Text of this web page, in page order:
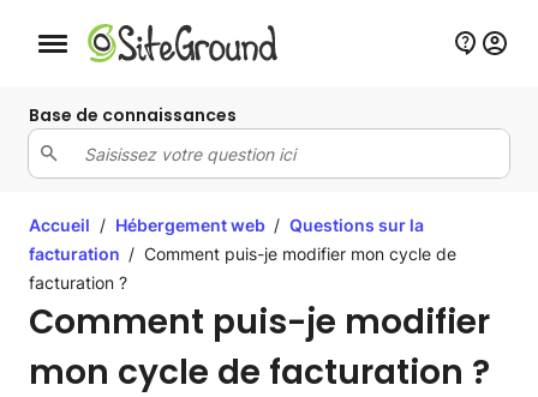
Bouton de navigation mobile
Base de connaissances
Accueil / Hébergement web / Questions sur la
facturation / Comment puis-je modifier mon cycle de
facturation ?
Comment puis-je modifier
mon cycle de facturation ?